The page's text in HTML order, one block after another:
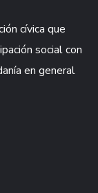
cívica que
social con
en general